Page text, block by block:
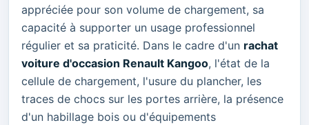
appréciée pour son volume de chargement, sa
capacité à supporter un usage professionnel
régulier et sa praticité. Dans le cadre d'un rachat
voiture d'occasion Renault Kangoo, l'état de la
cellule de chargement, l'usure du plancher, les
traces de chocs sur les portes arrière, la présence
d'un habillage bois ou d'équipements